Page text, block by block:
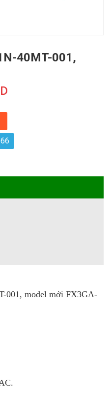
40MT-001,
001, model mới FX3GA-